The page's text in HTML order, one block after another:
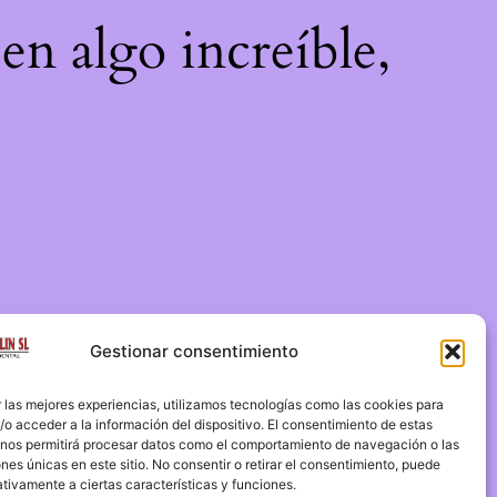
Gestionar consentimiento
las mejores experiencias, utilizamos tecnologías como las cookies para
o acceder a la información del dispositivo. El consentimiento de estas
permitirá procesar datos como el comportamiento de navegación o las
únicas en este sitio. No consentir o retirar el consentimiento, puede
a ciertas características y funciones.
en algo increíble,